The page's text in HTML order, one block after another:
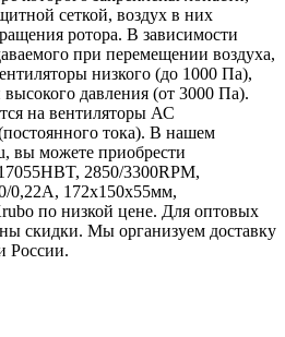
сеткой, воздух в них
ротора. В зависимости
при перемещении воздуха,
низкого (до 1000 Па),
давления (от 3000 Па).
на вентиляторы АС
тока). В нашем
вы можете приобрести
2850/3300RPM,
0,22А, 172х150х55мм,
по низкой цене. Для оптовых
скидки. Мы организуем доставку
России.